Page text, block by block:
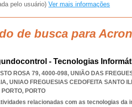
pelo usuário) Ver mais informações
de busca para
- Tecnologias
ROSA 79, 4000-098, UNIÃO DAS
, UNIAO FREGUESIAS CEDOFEITA SANTO
, PORTO
relacionadas com as tecnologias da